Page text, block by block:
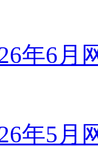
年6月
年5月